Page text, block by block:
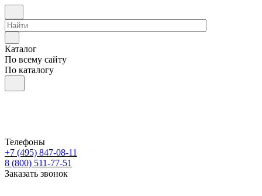
Каталог
По всему сайту
По каталогу
Телефоны
+7 (495) 847-08-11
8 (800) 511-77-51
Заказать звонок